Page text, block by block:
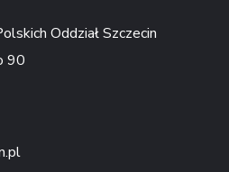
Oddział Szczecin
90